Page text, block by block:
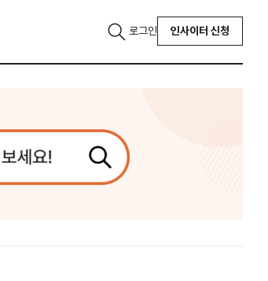
로그인 인사이터 신청